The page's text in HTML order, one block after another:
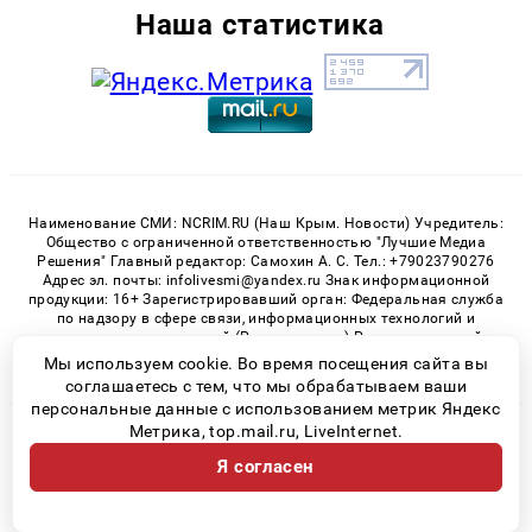
Наша статистика
Наименование СМИ: NCRIM.RU (Наш Крым. Новости) Учредитель:
Общество с ограниченной ответственностью "Лучшие Медиа
Решения" Главный редактор: Самохин А. С. Тел.: +79023790276
Адрес эл. почты: infolivesmi@yandex.ru Знак информационной
продукции: 16+ Зарегистрировавший орган: Федеральная служба
по надзору в сфере связи, информационных технологий и
массовых коммуникаций (Роскомнадзор) Регистрационный
номер СМИ ЭЛ № ФС 77 - 81150 от 02.06.2021
© 2026 «nCrim.ru» | Все права защищены
Возрастная категория сайта 16+
Политика конфиденциальности
Мы используем cookie. Во время посещения сайта вы
соглашаетесь с тем, что мы обрабатываем ваши
персональные данные с использованием метрик Яндекс
Метрика, top.mail.ru, LiveInternet.
Я согласен